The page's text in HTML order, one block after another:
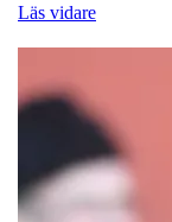
Läs vidare